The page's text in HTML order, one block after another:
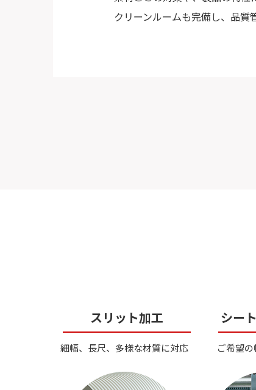
クリーンルームも完備し、品質
スリット加工
細幅、長尺、多様な材質に対応
シー
ご希望